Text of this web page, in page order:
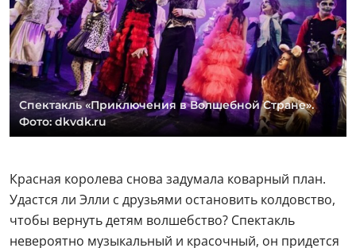
Спектакль «Приключения в Волшебной Стране».
Фото: dkvdk.ru
Красная королева снова задумала коварный план.
Удастся ли Элли с друзьями остановить колдовство,
чтобы вернуть детям волшебство? Спектакль
невероятно музыкальный и красочный, он придется